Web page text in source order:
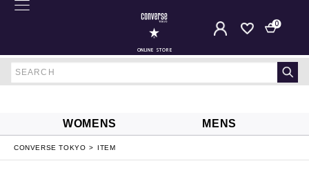
ONLINE STORE
0
WOMENS MENS
CONVERSE TOKYO ITEM